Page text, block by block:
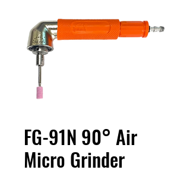
FG-91N 90° Air
Micro Grinder